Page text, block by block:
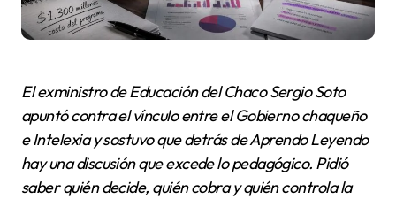
El exministro de Educación del Chaco Sergio Soto
apuntó contra el vínculo entre el Gobierno chaqueño
e Intelexia y sostuvo que detrás de Aprendo Leyendo
hay una discusión que excede lo pedagógico. Pidió
saber quién decide, quién cobra y quién controla la